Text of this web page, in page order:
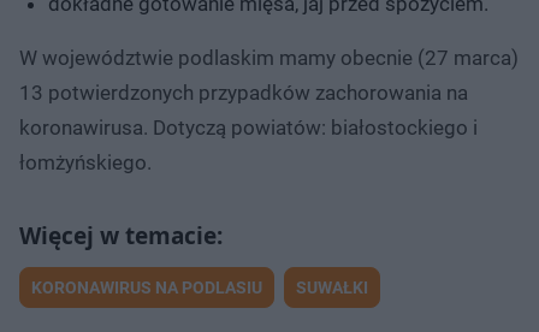
W województwie podlaskim mamy obecnie (27 marca)
13 potwierdzonych przypadków zachorowania na
koronawirusa. Dotyczą powiatów: białostockiego i
łomżyńskiego.
KORONAWIRUS NA PODLASIU SUWAŁKI